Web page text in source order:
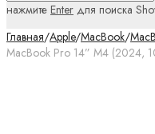
нажмите Enter для поиска
Главная/Apple/MacBook/
MacBook Pro 14” M4 (2024,